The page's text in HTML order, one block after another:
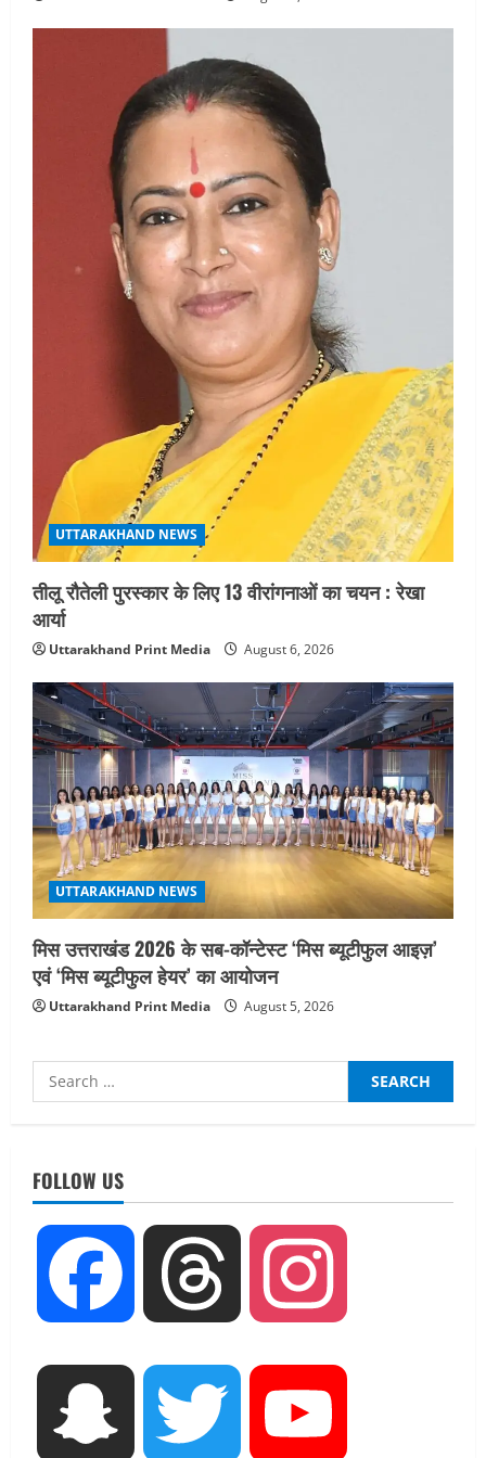
UTTARAKHAND NEWS
तीलू रौतेली पुरस्कार के लिए 13 वीरांगनाओं का चयन : रेखा
आर्या
Uttarakhand Print Media August 6, 2026
UTTARAKHAND NEWS
मिस उत्तराखंड 2026 के सब-कॉन्टेस्ट ‘मिस ब्यूटीफुल आइज़’
एवं ‘मिस ब्यूटीफुल हेयर’ का आयोजन
Uttarakhand Print Media August 5, 2026
Search
for:
FOLLOW US
Facebook Threads
Snapchat Twitter
August 6, 2026
UTTARAKHAND NEWS
मिस उत्तराखंड 2026 के सब-कॉन्टेस्ट ‘मिस
ब्यूटीफुल आइज़’ एवं ‘मिस ब्यूटीफुल हेयर’ का
August 5, 2026
UTTARAKHAND NEWS
एमआईटी वर्ल्ड पीस यूनिवर्सिटी और जर्मनी के
बीएसबीआई के बीच समझौता; भारतीय छात्रों